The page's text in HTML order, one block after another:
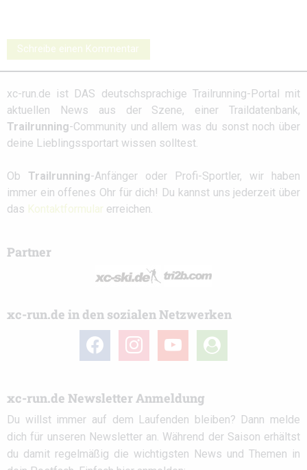
Schreibe einen Kommentar
xc-run.de ist DAS deutschsprachige Trailrunning-Portal mit
aktuellen News aus der Szene, einer Traildatenbank,
Trailrunning-Community und allem was du sonst noch über
deine Lieblingssportart wissen solltest.
Ob Trailrunning-Anfänger oder Profi-Sportler, wir haben
immer ein offenes Ohr für dich! Du kannst uns jederzeit über
das Kontaktformular erreichen.
Partner
xc-run.de in den sozialen Netzwerken
facebook instagramyoutube
user-
circle
xc-run.de Newsletter Anmeldung
Du willst immer auf dem Laufenden bleiben? Dann melde
dich für unseren Newsletter an. Während der Saison erhältst
du damit regelmäßig die wichtigsten News und Themen in